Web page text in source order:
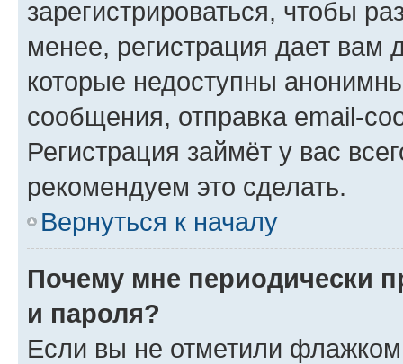
зарегистрироваться, чтобы
менее, регистрация дает вам
которые недоступны
сообщения, отправка email-
Регистрация займёт у вас
рекомендуем это сделать.
Вернуться к началу
Почему мне периодически
и пароля?
Если вы не отметили